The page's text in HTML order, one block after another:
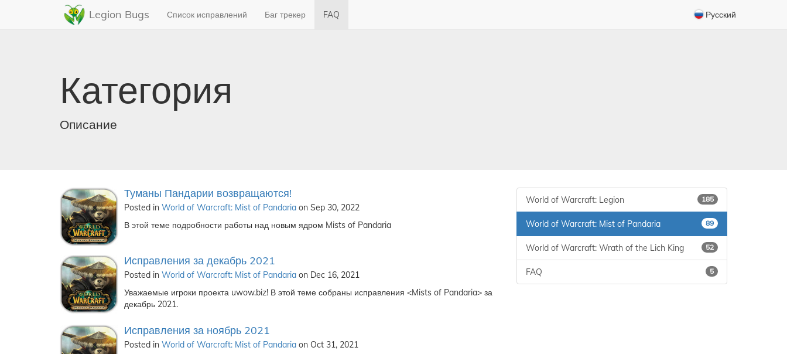
Legion Bugs Список исправлений Баг трекер FAQ Русский
Категория
Описание
Туманы Пандарии возвращаются!
Posted in World of Warcraft: Mist of Pandaria on Sep 30, 2022
В этой теме подробности работы над новым ядром Mists of Pandaria
Исправления за декабрь 2021
Posted in World of Warcraft: Mist of Pandaria on Dec 16, 2021
Уважаемые игроки проекта uwow.biz! В этой теме собраны исправления <Mists of Pandaria> за
декабрь 2021.
Исправления за ноябрь 2021
Posted in World of Warcraft: Mist of Pandaria on Oct 31, 2021
World of Warcraft: Legion 185
World of Warcraft: Mist of Pandaria 89
World of Warcraft: Wrath of the Lich King 52
FAQ 5